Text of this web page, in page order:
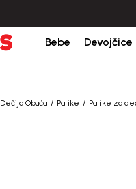
Bebe Devojčice
Dečija Obuća Patike Patike za